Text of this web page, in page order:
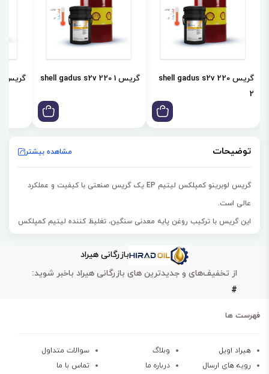
گریس shell gadus s2v 220
2
گریس shell gadus s2v 220 1 گریس shell gadus s2v 100 3
توضیحات مشاهده بیشتر
گریس لوبرینو کمپلکس لیتیم EP یک گریس صنعتی با کیفیت و عملکرد
عالی است.
این گریس با ترکیب روغن پایه معدنی سنگین، تغلیظ کننده لیتیم کمپلکس
از گریس لوبرینو کمپلکس لیتیم EP در انواع برینگ‌های چرخ خودروهای
باری سنگین و سیستم‌های نورد استفاده می‌کنند.
این گریس شرایط عملیاتی سخت با فشار، سرعت و دمای بالا کاربرد دارد.
عملکرد عالی در بازه دمایی وسیع
بازرگانی هیراد
از تخفیف‌های و جدیدترین های بازرگانی هیراد باخبر شوید:
#
فهرست ها
هیراد اویل وبلاگ
سوالات متداول
رویه های ارسال
درباره ما تماس با ما